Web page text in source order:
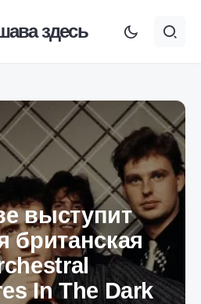
здесь
выступит
британская
In The Dark